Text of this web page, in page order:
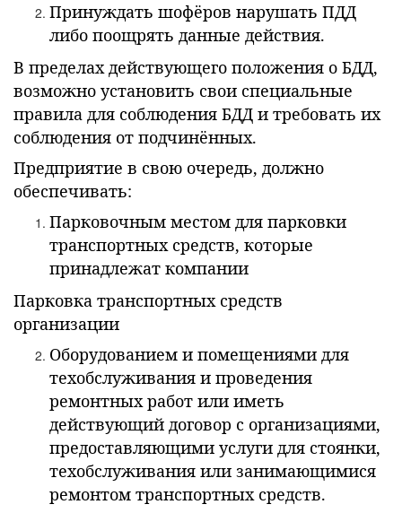
Принуждать шофёров нарушать ПДД
либо поощрять данные действия.
В пределах действующего положения о БДД,
возможно установить свои специальные
правила для соблюдения БДД и требовать их
соблюдения от подчинённых.
Предприятие в свою очередь, должно
обеспечивать:
Парковочным местом для парковки
транспортных средств, которые
принадлежат компании
Парковка транспортных средств
организации
Оборудованием и помещениями для
техобслуживания и проведения
ремонтных работ или иметь
действующий договор с организациями,
предоставляющими услуги для стоянки,
техобслуживания или занимающимися
ремонтом транспортных средств.